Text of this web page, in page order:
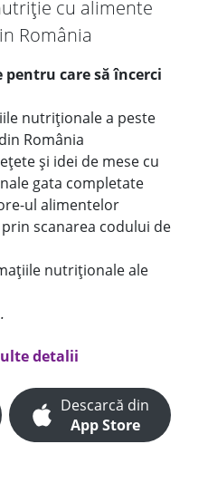
cu alimente
România
care să încerci
nutriționale a peste
România
și idei de mese cu
gata completate
ul alimentelor
scanarea codului de
nutriționale ale
detalii
Descarcă din
App Store